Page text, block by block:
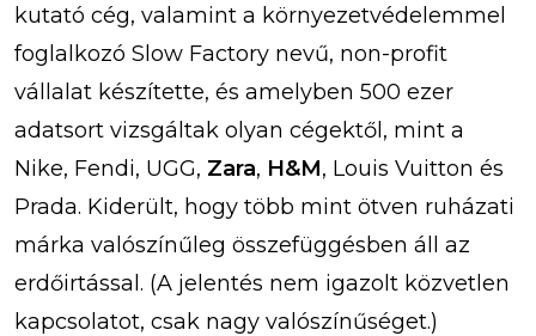
kutató cég, valamint a környezetvédelemmel
foglalkozó Slow Factory nevű, non-profit
vállalat készítette, és amelyben 500 ezer
adatsort vizsgáltak olyan cégektől, mint a
Nike, Fendi, UGG, Zara, H&M, Louis Vuitton és
Prada. Kiderült, hogy több mint ötven ruházati
márka valószínűleg összefüggésben áll az
erdőirtással. (A jelentés nem igazolt közvetlen
kapcsolatot, csak nagy valószínűséget.)